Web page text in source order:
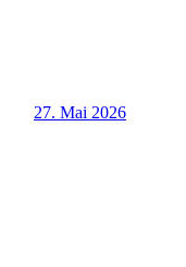
27. Mai 2026